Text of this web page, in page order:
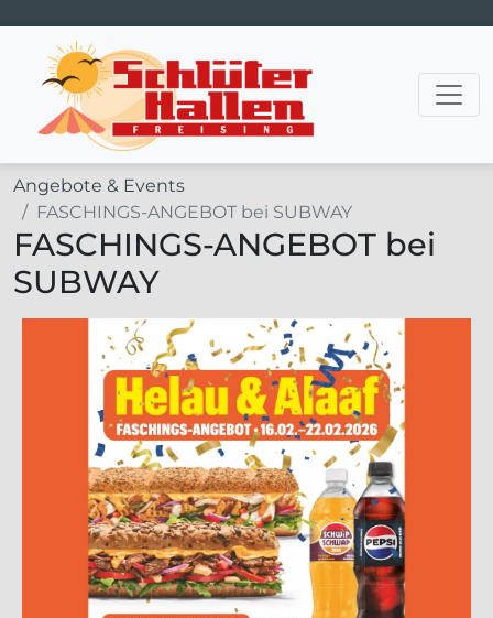
Hauptnavigation
Angebote & Events
FASCHINGS-ANGEBOT bei SUBWAY
FASCHINGS-ANGEBOT bei
SUBWAY